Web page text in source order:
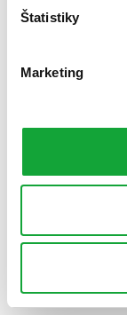
Štatistiky
Marketing